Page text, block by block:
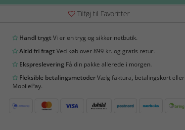
Tilføj til Favoritter
Handl trygtVi er en tryg og sikker netbutik.
Altid fri fragtVed køb over 899 kr. og gratis retur.
EkspresleveringFå din pakke allerede i morgen.
Fleksible betalingsmetoderVælg faktura, betalingskort eller
MobilePay.